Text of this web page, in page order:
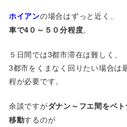
ホイアンの場合はずっと近く、
車で4０～５０分程度。
５日間では3都市滞在は難しく、
3都市をくまなく回りたい場合は
程が必要です。
余談ですがダナン～フエ間をベ
移動するのが